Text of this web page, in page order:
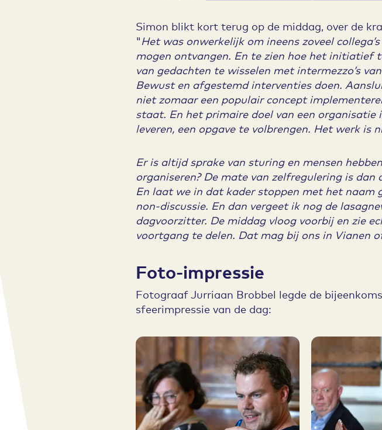
Simon blikt kort terug op de middag, over de
"Het was onwerkelijk om ineens zoveel
mogen ontvangen. En te zien hoe het initiatief
van gedachten te wisselen met intermezzo’s
Bewust en afgestemd interventies doen.
niet zomaar een populair concept
staat. En het primaire doel van een
leveren, een opgave te volbrengen. Het werk is
Er is altijd sprake van sturing en mensen
organiseren? De mate van zelfregulering is
En laat we in dat kader stoppen met het naam
non-discussie. En dan vergeet ik nog de
dagvoorzitter. De middag vloog voorbij en zie
voortgang te delen. Dat mag bij ons in Vianen
Foto-impressie
Fotograaf Jurriaan Brobbel legde de
sfeerimpressie van de dag: